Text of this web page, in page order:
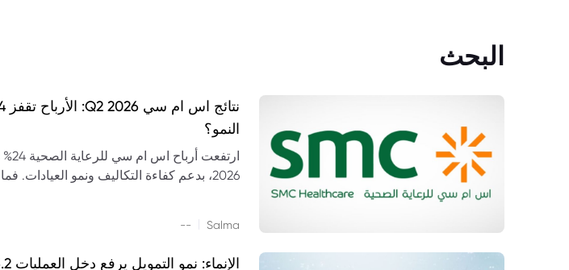
البحث
النمو؟
2026، بدعم كفاءة التكاليف ونمو العيادات.
Salma
--